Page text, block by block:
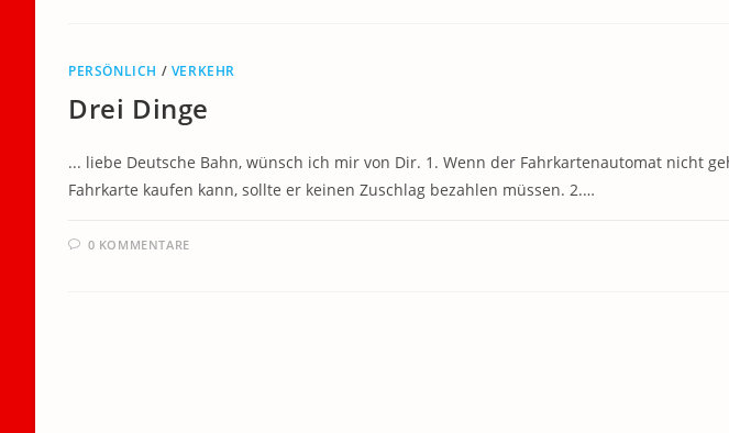
PERSÖNLICH / VERKEHR
Drei Dinge
... liebe Deutsche Bahn, wünsch ich mir von Dir. 1. Wenn der Fahrkartenautomat nicht
Fahrkarte kaufen kann, sollte er keinen Zuschlag bezahlen müssen. 2.…
0 KOMMENTARE